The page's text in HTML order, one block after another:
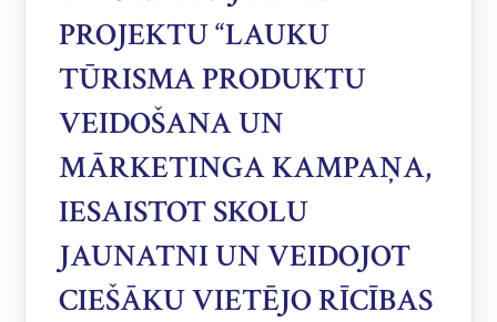
PROJEKTU “LAUKU
TŪRISMA PRODUKTU
VEIDOŠANA UN
MĀRKETINGA KAMPAŅA,
IESAISTOT SKOLU
JAUNATNI UN VEIDOJOT
CIEŠĀKU VIETĒJO RĪCĪBAS